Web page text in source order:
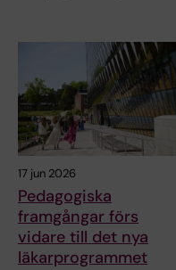
17 jun 2026
Pedagogiska
framgångar förs
vidare till det nya
läkarprogrammet